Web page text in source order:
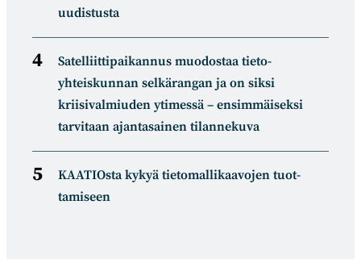
uudistusta
Satelliitti­paikannus muodostaa tieto­
yhteiskunnan selkä­rangan ja on siksi
kriisivalmiuden ytimessä – ensimmäiseksi
tarvitaan ajantasainen tilannekuva
KAATIOsta kykyä tietomal­likaa­vojen tuot­
tamiseen